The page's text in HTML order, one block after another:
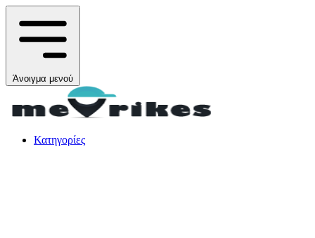
Άνοιγμα μενού
Κατηγορίες